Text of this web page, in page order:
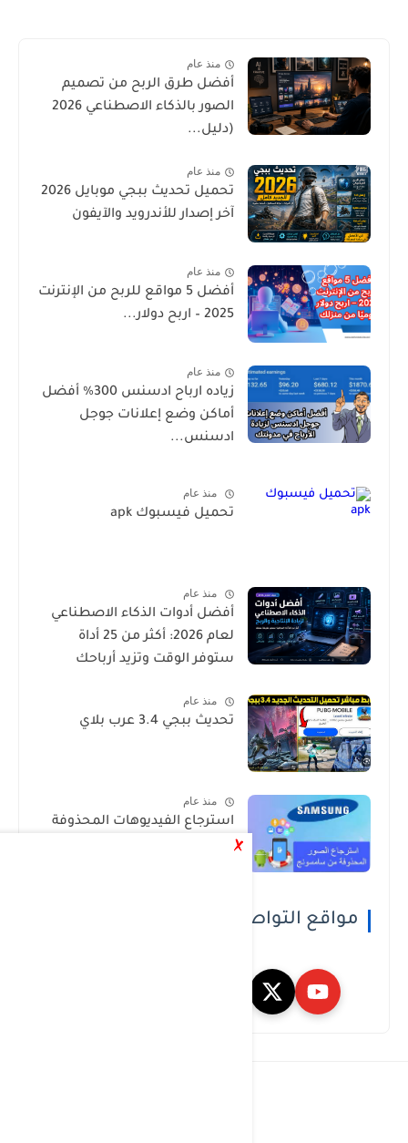
منذ عام
أفضل طرق الربح من تصميم
الصور بالذكاء الاصطناعي 2026
(دليل...
منذ عام
تحميل تحديث ببجي موبايل 2026
آخر إصدار للأندرويد والآيفون
منذ عام
أفضل 5 مواقع للربح من الإنترنت
2025 – اربح دولار...
منذ عام
زياده ارباح ادسنس 300% أفضل
أماكن وضع إعلانات جوجل
ادسنس...
منذ عام
تحميل فيسبوك apk
منذ عام
أفضل أدوات الذكاء الاصطناعي
لعام 2026: أكثر من 25 أداة
ستوفر الوقت وتزيد أرباحك
منذ عام
تحديث ببجي 3.4 عرب بلاي
منذ عام
استرجاع الفيديوهات المحذوفة
مواقع التواصل الاجتماعي